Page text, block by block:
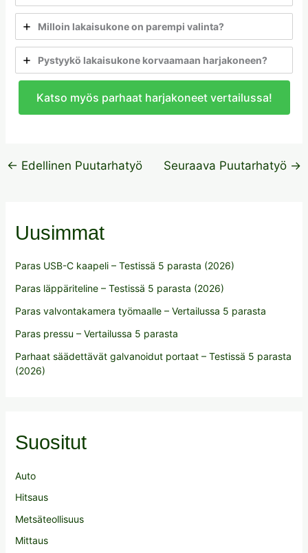
Milloin lakaisukone on parempi valinta?
Pystyykö lakaisukone korvaamaan harjakoneen?
Katso myös parhaat harjakoneet vertailussa!
← Edellinen Puutarhatyö Seuraava Puutarhatyö →
Uusimmat
Paras USB-C kaapeli – Testissä 5 parasta (2026)
Paras läppäriteline – Testissä 5 parasta (2026)
Paras valvontakamera työmaalle – Vertailussa 5 parasta
Paras pressu – Vertailussa 5 parasta
Parhaat säädettävät galvanoidut portaat – Testissä 5 parasta
(2026)
Suositut
Auto
Hitsaus
Metsäteollisuus
Mittaus